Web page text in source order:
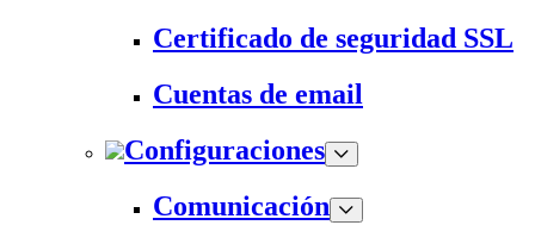
Certificado de seguridad SSL
Cuentas de email
Configuraciones
Comunicación